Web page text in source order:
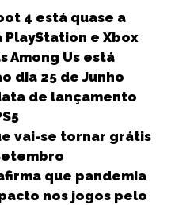
4 está quase a
PlayStation e Xbox
Among Us está
dia 25 de Junho
de lançamento
vai-se tornar grátis
que pandemia
nos jogos pelo